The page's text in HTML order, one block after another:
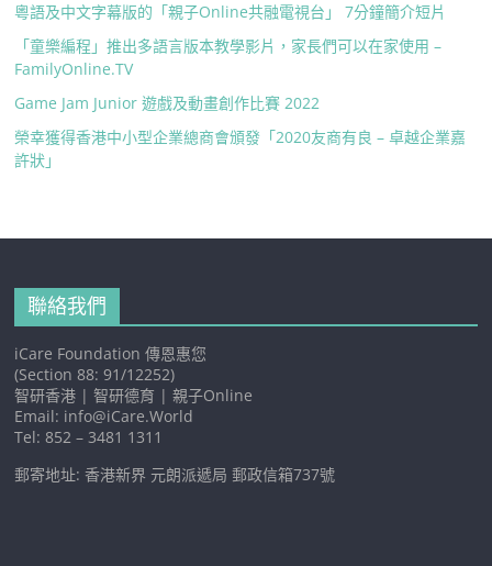
粵語及中文字幕版的「親子Online共融電視台」 7分鐘簡介短片
「童樂編程」推出多語言版本教學影片，家長們可以在家使用 –
FamilyOnline.TV
Game Jam Junior 遊戲及動畫創作比賽 2022
榮幸獲得香港中小型企業總商會頒發「2020友商有良 – 卓越企業嘉
許狀」
聯絡我們
iCare Foundation 傳恩惠您
(Section 88: 91/12252)
智研香港 | 智研德育 | 親子Online
Email: info@iCare.World
Tel: 852 – 3481 1311
郵寄地址: 香港新界 元朗派遞局 郵政信箱737號